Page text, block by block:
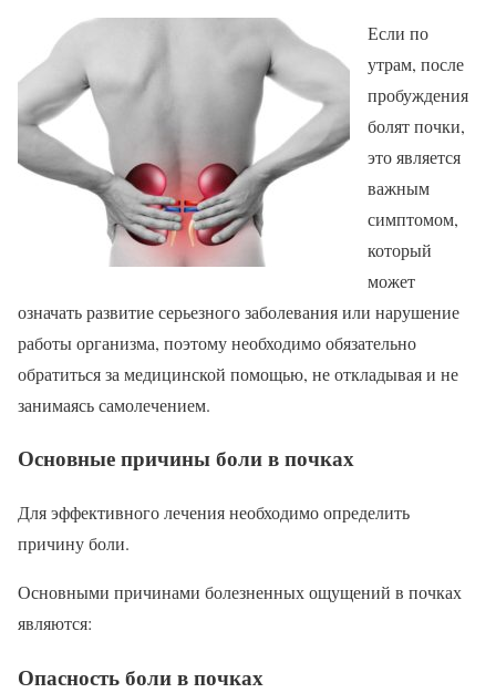
Если по
утрам, после
пробуждения
болят почки,
это является
важным
симптомом,
который
может
означать развитие серьезного заболевания или нарушение
работы организма, поэтому необходимо обязательно
обратиться за медицинской помощью, не откладывая и не
занимаясь самолечением.
Основные причины боли в почках
Для эффективного лечения необходимо определить
причину боли.
Основными причинами болезненных ощущений в почках
являются:
Опасность боли в почках